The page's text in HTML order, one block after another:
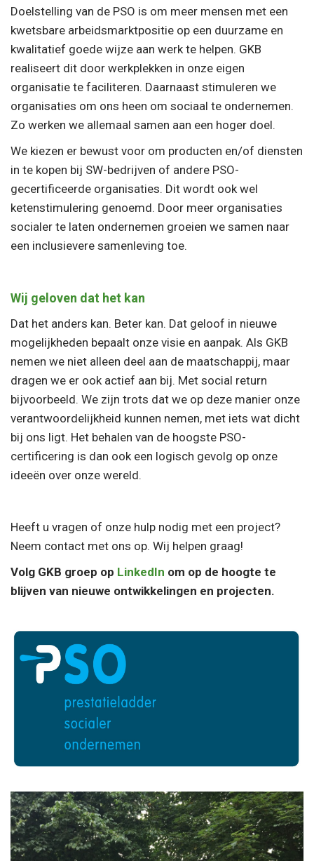
Doelstelling van de PSO is om meer mensen met een
kwetsbare arbeidsmarktpositie op een duurzame en
kwalitatief goede wijze aan werk te helpen. GKB
realiseert dit door werkplekken in onze eigen
organisatie te faciliteren. Daarnaast stimuleren we
organisaties om ons heen om sociaal te ondernemen.
Zo werken we allemaal samen aan een hoger doel.
We kiezen er bewust voor om producten en/of diensten
in te kopen bij SW-bedrijven of andere PSO-
gecertificeerde organisaties. Dit wordt ook wel
ketenstimulering genoemd. Door meer organisaties
socialer te laten ondernemen groeien we samen naar
een inclusievere samenleving toe.
Wij geloven dat het kan
Dat het anders kan. Beter kan. Dat geloof in nieuwe
mogelijkheden bepaalt onze visie en aanpak. Als GKB
nemen we niet alleen deel aan de maatschappij, maar
dragen we er ook actief aan bij. Met social return
bijvoorbeeld. We zijn trots dat we op deze manier onze
verantwoordelijkheid kunnen nemen, met iets wat dicht
bij ons ligt. Het behalen van de hoogste PSO-
certificering is dan ook een logisch gevolg op onze
ideeën over onze wereld.
Heeft u vragen of onze hulp nodig met een project?
Neem contact met ons op. Wij helpen graag!
Volg GKB groep op LinkedIn om op de hoogte te
blijven van nieuwe ontwikkelingen en projecten.